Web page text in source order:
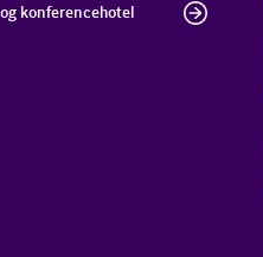
konferencehotel